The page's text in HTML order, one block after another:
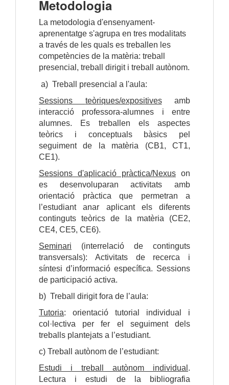
Metodologia
La metodologia d'ensenyament-
aprenentatge s'agrupa en tres modalitats
a través de les quals es treballen les
competències de la matèria: treball
presencial, treball dirigit i treball autònom.
a)  Treball presencial a l'aula:
Sessions teòriques/expositives amb
interacció professora-alumnes i entre
alumnes. Es treballen els aspectes
teòrics i conceptuals bàsics pel
seguiment de la matèria (CB1, CT1,
CE1).
Sessions d'aplicació pràctica/Nexus on
es desenvoluparan activitats amb
orientació pràctica que permetran a
l’estudiant anar aplicant els diferents
continguts teòrics de la matèria (CE2,
CE4, CE5, CE6).
Seminari (interrelació de continguts
transversals): Activitats de recerca i
síntesi d’informació específica. Sessions
de participació activa.
b)  Treball dirigit fora de l’aula:
Tutoria: orientació tutorial individual i
col·lectiva per fer el seguiment dels
treballs plantejats a l’estudiant.
c) Treball autònom de l’estudiant:
Estudi i treball autònom individual .
Lectura i estudi de la bibliografia